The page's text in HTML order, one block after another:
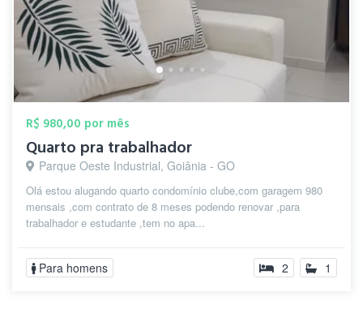
R$ 980,00 por mês
Quarto pra trabalhador
Parque Oeste Industrial, Goiânia - GO
Olá estou alugando quarto condomínio clube,com garagem 980
mensais ,com contrato de 8 meses podendo renovar ,para
trabalhador e estudante ,tem no apa...
Para homens 2 1